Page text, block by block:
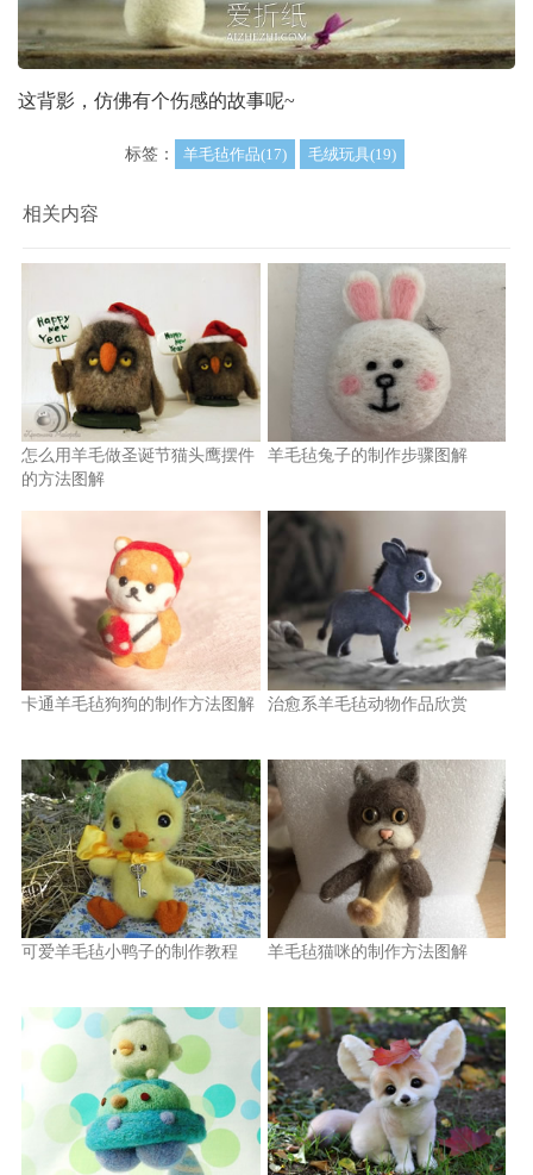
这背影，仿佛有个伤感的故事呢~
标签： 羊毛毡作品(17) 毛绒玩具(19)
相关内容
怎么用羊毛做圣诞节猫头鹰摆件
的方法图解
羊毛毡兔子的制作步骤图解
卡通羊毛毡狗狗的制作方法图解 治愈系羊毛毡动物作品欣赏
可爱羊毛毡小鸭子的制作教程 羊毛毡猫咪的制作方法图解